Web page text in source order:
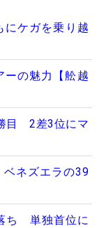
にケガを乗り越
ーの魅力【舩越
目 2差3位にマ
ネズエラの39
ち 単独首位に